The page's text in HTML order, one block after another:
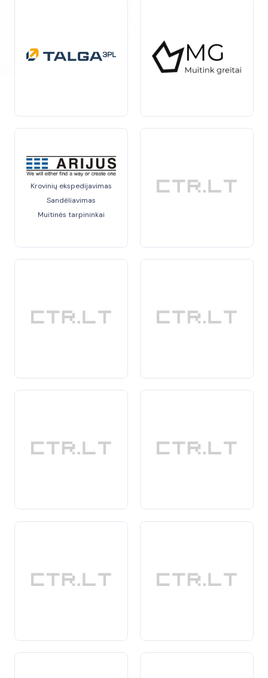
tarpininkai užtikrina, kad jūsų kroviniai bus
Jei ieškote patikimų muitinės tarpininkų, kurie
profesionaliai pasirūpins visais muitinės formalumais,
verslo sėkmę ir išvengti galimų problemų su muitine.
Krovinių ekspedijavimas
Sandėliavimas
Muitinės tarpininkai